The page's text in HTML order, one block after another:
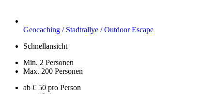
Geocaching / Stadtrallye / Outdoor Escape
Schnellansicht
Min. 2 Personen
Max. 200 Personen
ab € 50 pro Person